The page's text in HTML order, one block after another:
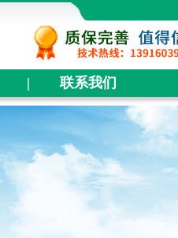
| 联系我们